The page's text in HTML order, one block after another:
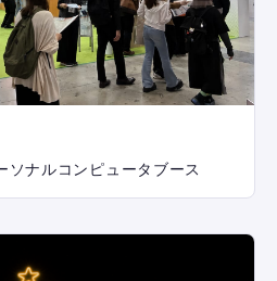
ナルコンピュータブース